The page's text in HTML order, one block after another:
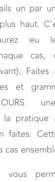
un par
haut.
eu
cas,
Faites
et
pratique
faites.
cas
vous